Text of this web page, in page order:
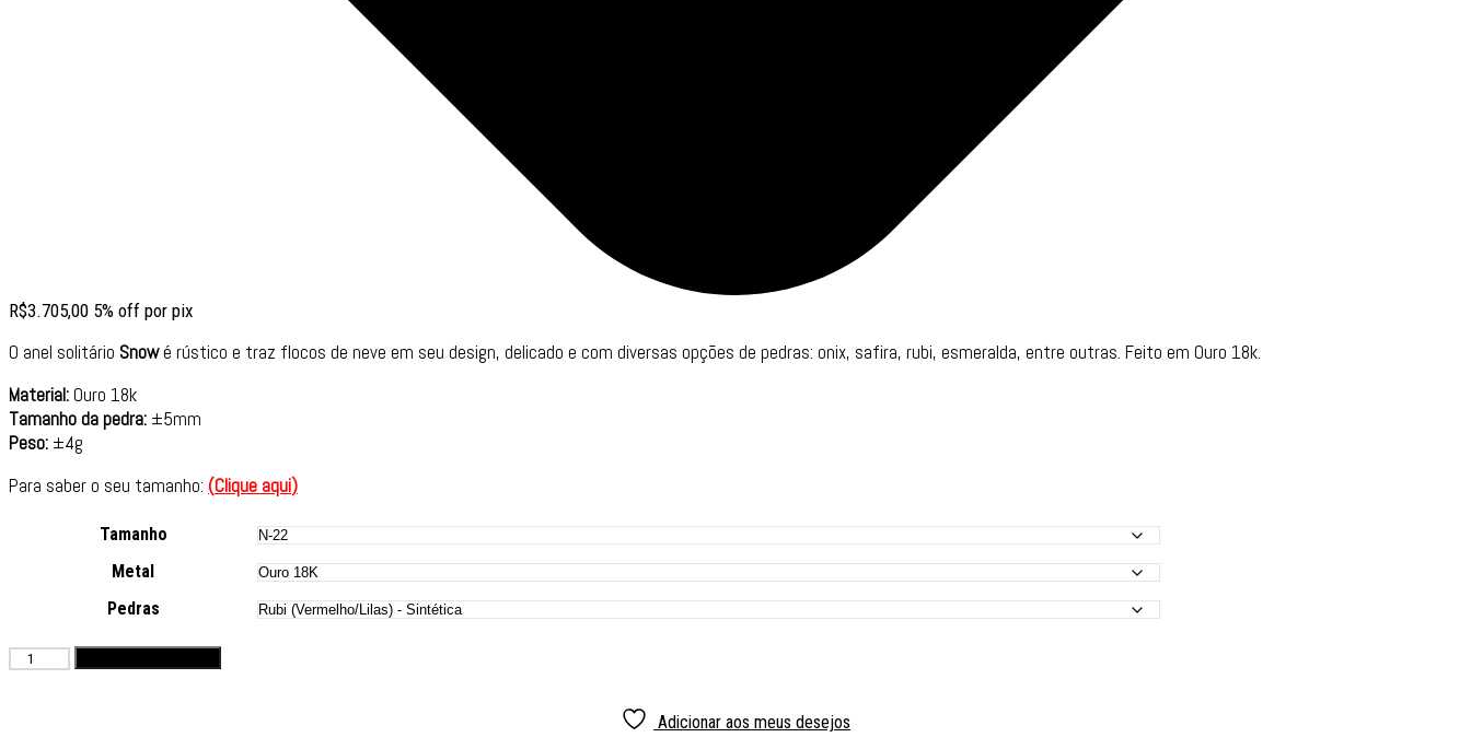
R$3.705,00 5% off por pix
O anel solitário Snowé rústico e traz flocos de neve em seu design, delicado e com diversas opções de pedras: onix, safira, rubi, esmeralda, entre outras. Feito em Ouro 18k.
Material:Ouro 18k
Tamanho da pedra: ±5mm
Peso: ±4g
Para saber o seu tamanho: (Clique aqui)
Tamanho
Metal
Pedras
Adicionar aos meus desejos